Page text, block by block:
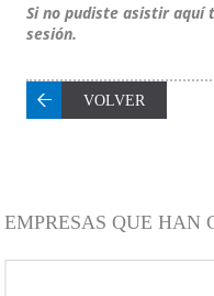
Si no pudiste asistir aquí
sesión.
VOLVER
EMPRESAS QUE HAN